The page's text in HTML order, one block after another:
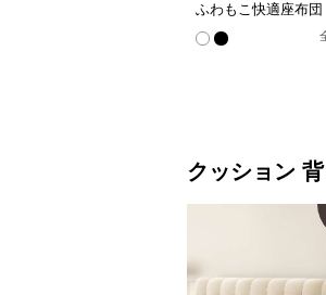
ふわもこ快適座布団
クッション